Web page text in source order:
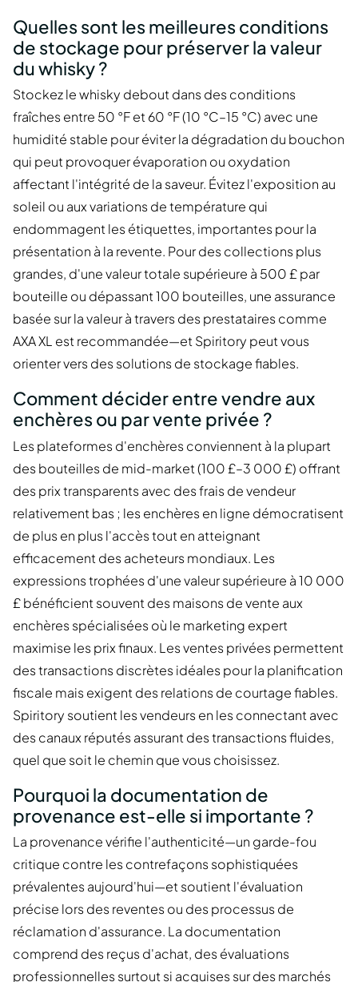
Quelles sont les meilleures conditions
de stockage pour préserver la valeur
du whisky ?
Stockez le whisky debout dans des conditions
fraîches entre 50 °F et 60 °F (10 °C–15 °C) avec une
humidité stable pour éviter la dégradation du bouchon
qui peut provoquer évaporation ou oxydation
affectant l'intégrité de la saveur. Évitez l'exposition au
soleil ou aux variations de température qui
endommagent les étiquettes, importantes pour la
présentation à la revente. Pour des collections plus
grandes, d'une valeur totale supérieure à 500 £ par
bouteille ou dépassant 100 bouteilles, une assurance
basée sur la valeur à travers des prestataires comme
AXA XL est recommandée—et Spiritory peut vous
orienter vers des solutions de stockage fiables.
Comment décider entre vendre aux
enchères ou par vente privée ?
Les plateformes d'enchères conviennent à la plupart
des bouteilles de mid-market (100 £–3 000 £) offrant
des prix transparents avec des frais de vendeur
relativement bas ; les enchères en ligne démocratisent
de plus en plus l'accès tout en atteignant
efficacement des acheteurs mondiaux. Les
expressions trophées d'une valeur supérieure à 10 000
£ bénéficient souvent des maisons de vente aux
enchères spécialisées où le marketing expert
maximise les prix finaux. Les ventes privées permettent
des transactions discrètes idéales pour la planification
fiscale mais exigent des relations de courtage fiables.
Spiritory soutient les vendeurs en les connectant avec
des canaux réputés assurant des transactions fluides,
quel que soit le chemin que vous choisissez.
Pourquoi la documentation de
provenance est-elle si importante ?
La provenance vérifie l'authenticité—un garde-fou
critique contre les contrefaçons sophistiquées
prévalentes aujourd'hui—et soutient l'évaluation
précise lors des reventes ou des processus de
réclamation d'assurance. La documentation
comprend des reçus d'achat, des évaluations
professionnelles surtout si acquises sur des marchés